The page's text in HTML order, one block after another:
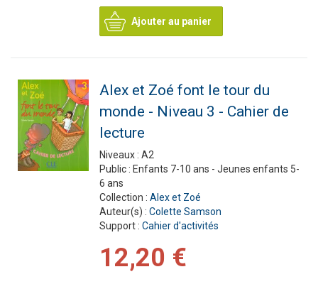
Ajouter au panier
Alex et Zoé font le tour du
monde - Niveau 3 - Cahier de
lecture
Niveaux : A2
Public : Enfants 7-10 ans - Jeunes enfants 5-
6 ans
Collection : Alex et Zoé
Auteur(s) : Colette Samson
Support : Cahier d'activités
12,20 €